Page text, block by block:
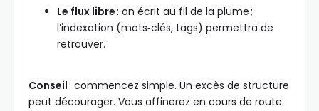
Le flux libre: on écrit au fil de la plume ;
l’indexation (mots‑clés, tags) permettra de
retrouver.
Conseil: commencez simple. Un excès de structure
peut décourager. Vous affinerez en cours de route.